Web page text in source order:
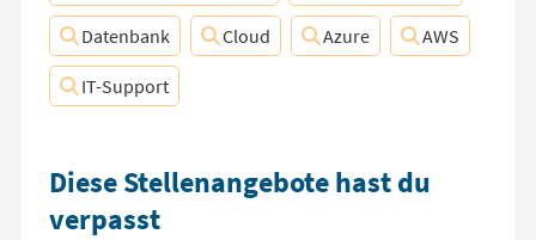
Datenbank Cloud Azure AWS
IT-Support
Diese Stellenangebote hast du
verpasst